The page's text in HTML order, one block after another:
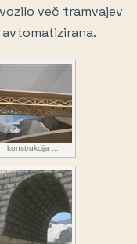
več tramvajev
konstrukcija ...